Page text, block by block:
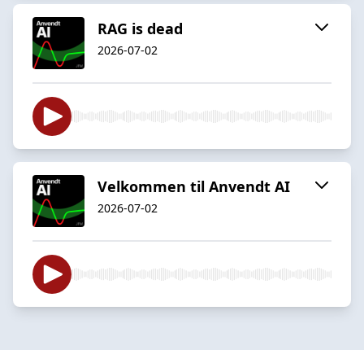
RAG is dead
2026-07-02
Velkommen til Anvendt AI
2026-07-02